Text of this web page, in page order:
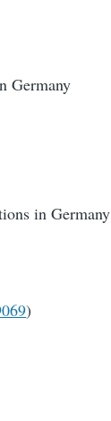
Germany
in Germany
)